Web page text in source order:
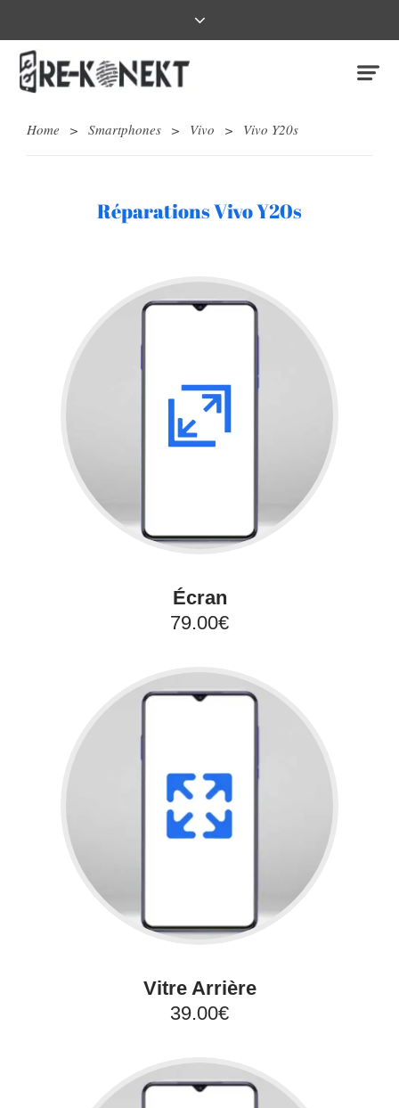
Home > Smartphones > Vivo > Vivo Y20s
Réparations Vivo Y20s
Écran
79.00€
Vitre Arrière
39.00€